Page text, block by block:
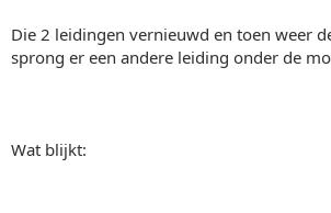
Die 2 leidingen vernieuwd en toen weer
sprong er een andere leiding onder de
Wat blijkt: